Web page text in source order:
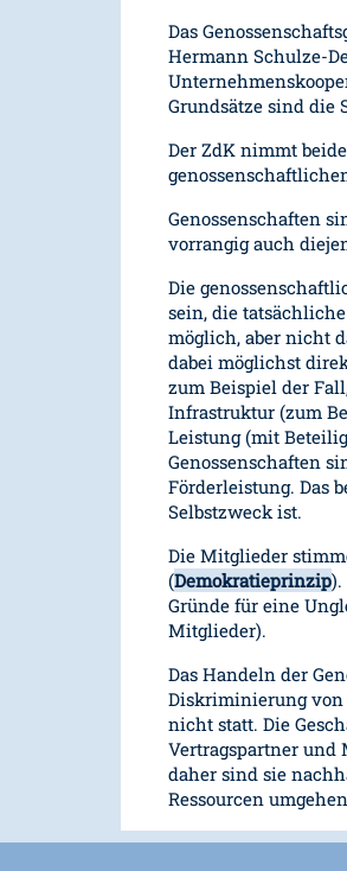
Das
Hermann Schulze-
Grundsätze sind die
Der ZdK nimmt
Genossenschaften
vorrangig auch
Die
sein, die
möglich, aber nicht
dabei möglichst
zum Beispiel der
Infrastruktur (zum
Leistung (mit
Genossenschaften
Förderleistung. Das
Selbstzweck ist.
Die Mitglieder
(Demokratieprinzip
Gründe für eine
Mitglieder).
Das Handeln der
Diskriminierung von
nicht statt. Die
Vertragspartner und
daher sind sie
Ressourcen